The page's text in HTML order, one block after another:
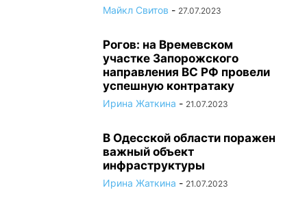
Майкл Свитов - 27.07.2023
Рогов: на Времевском
участке Запорожского
направления ВС РФ провели
успешную контратаку
Ирина Жаткина - 21.07.2023
В Одесской области поражен
важный объект
инфраструктуры
Ирина Жаткина - 21.07.2023